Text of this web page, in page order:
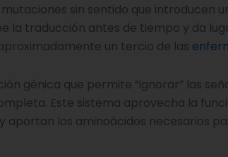
sin sentido que introducen
la traducción antes de tiempo y da
un tercio de las
génica que permite “ignorar” las
Este sistema aprovecha la
aportan los aminoácidos necesarios